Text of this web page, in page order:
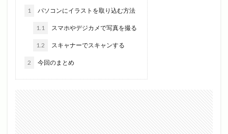
1 パソコンにイラストを取り込む方法
1.1 スマホやデジカメで写真を撮る
1.2 スキャナーでスキャンする
2 今回のまとめ